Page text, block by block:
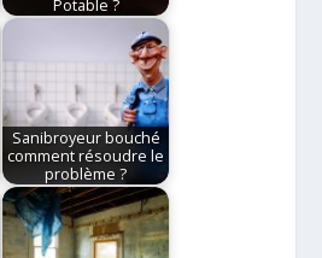
Potable ?
Sanibroyeur bouché
comment résoudre le
problème ?